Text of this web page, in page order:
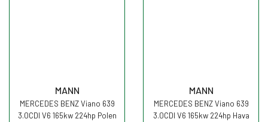
MANN
MERCEDES BENZ Viano 639
3.0CDI V6 165kw 224hp Polen
MANN
MERCEDES BENZ Viano 639
3.0CDI V6 165kw 224hp Hava